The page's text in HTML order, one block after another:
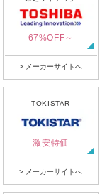
67%OFF～
> メーカーサイトへ
TOKISTAR
激安特価
> メーカーサイトへ